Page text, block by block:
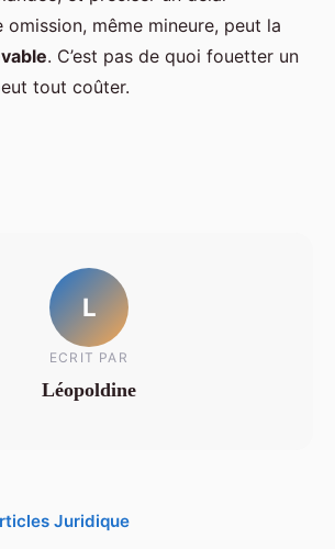
omission, même mineure, peut la
. C’est pas de quoi fouetter un
tout coûter.
L
ECRIT PAR
Léopoldine
Juridique